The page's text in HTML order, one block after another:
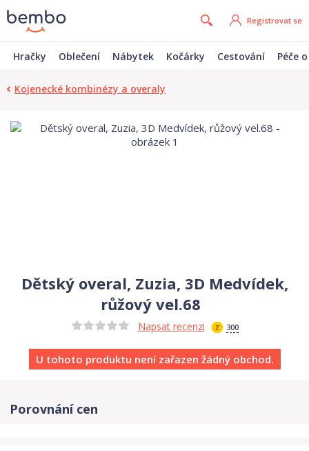
Registrovat se
Hračky Oblečení Nábytek Kočárky Cestování Péče
Kojenecké kombinézy a overaly
Dětský overal, Zuzia, 3D Medvídek,
růžový vel.68
Napsat recenzi 300
U tohoto produktu není zařazen žádný obchod.
Porovnání cen